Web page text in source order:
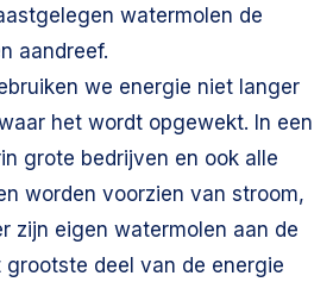
watermolen de
aandreef.
we energie niet langer
het wordt opgewekt. In een
grote bedrijven en ook alle
worden voorzien van stroom,
zijn eigen watermolen aan de
grootste deel van de energie